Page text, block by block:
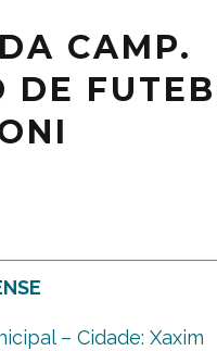
CAMP.
DE
– Cidade: Xaxim